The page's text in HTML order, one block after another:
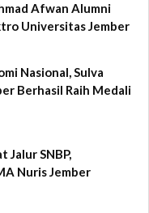
Afwan Alumni
Universitas Jember
Nasional, Sulva
Berhasil Raih Medali
Jalur SNBP,
Nuris Jember